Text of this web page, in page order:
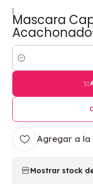
|
Mascara
Cantidad
Agregar a
Mostrar stock